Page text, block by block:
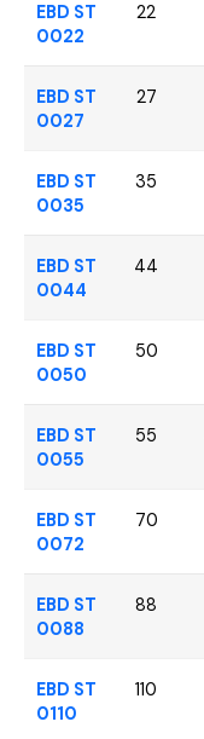
EBD ST
0022
22
EBD ST
0027
27
EBD ST
0035
35
EBD ST
0044
44
EBD ST
0050
50
EBD ST
0055
55
EBD ST
0072
70
EBD ST
0088
88
EBD ST
0110
110